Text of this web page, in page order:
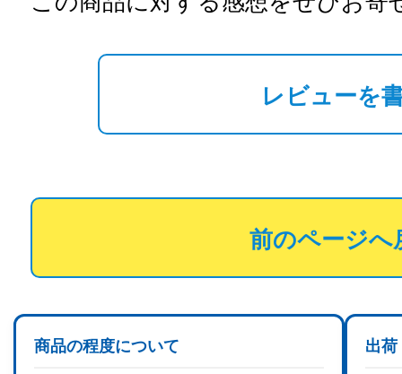
レビューを
前のページへ
商品の程度について 出荷